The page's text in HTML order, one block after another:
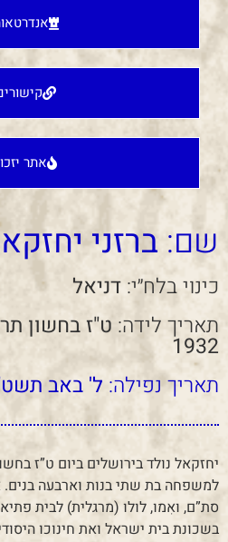
אתר
שם: ברזני
כינוי בלח״י: דניאל
תאריך לידה:
1932
תאריך נפילה: ל' באב תשט"ז, 7
למשפחה בת שתי בנות וארבעה בנים.
סת”ם, ואִמו, לולו (מרגלית) לבית
בשכונת בית ישראל ואת חינוכו